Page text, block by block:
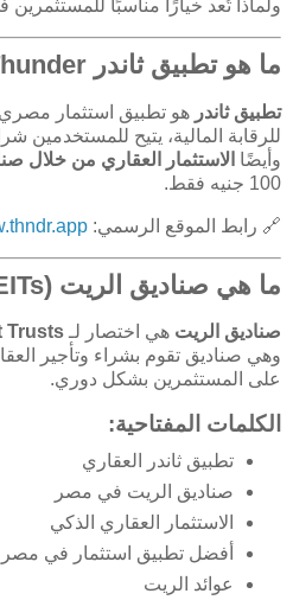
ولماذا تُعد خيارًا مناسبًا
ما هو تطبيق ثاندر Thunder؟
تطبيق ثاندر هو تطبيق استثمار
للرقابة المالية، يتيح للمستخدمين
وأيضًا الاستثمار العقاري من خلال
100 جنيه فقط.
🔗 رابط الموقع الرسمي:
ما هي صناديق الريت (REITs)؟
صناديق الريت هي اختصار لـ Trusts
وهي صناديق تقوم بشراء وتأجير
على المستثمرين بشكل دوري.
الكلمات المفتاحية:
تطبيق ثاندر العقاري
صناديق الريت في مصر
الاستثمار العقاري الذكي
أفضل تطبيق استثمار في مصر
عوائد الريت